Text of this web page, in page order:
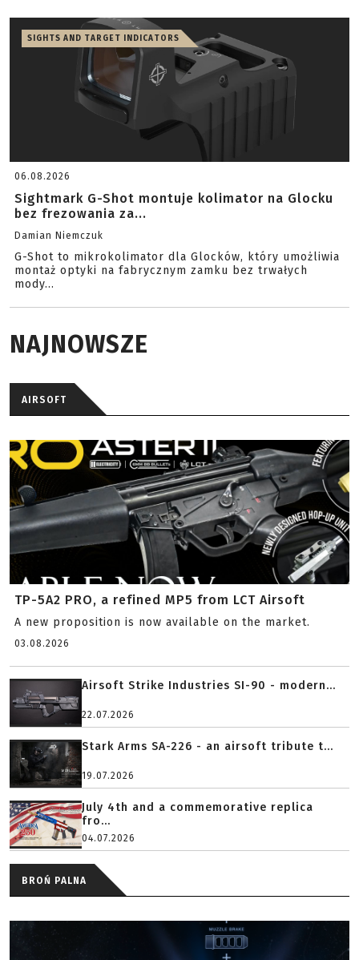
SIGHTS AND TARGET INDICATORS
06.08.2026
Sightmark G-Shot montuje kolimator na Glocku
bez frezowania za...
Damian Niemczuk
G-Shot to mikrokolimator dla Glocków, który umożliwia
montaż optyki na fabrycznym zamku bez trwałych
mody...
NAJNOWSZE
AIRSOFT
TP-5A2 PRO, a refined MP5 from LCT Airsoft
A new proposition is now available on the market.
03.08.2026
Airsoft Strike Industries SI-90 - modern...
22.07.2026
Stark Arms SA-226 - an airsoft tribute t...
19.07.2026
July 4th and a commemorative replica
fro...
04.07.2026
BROŃ PALNA